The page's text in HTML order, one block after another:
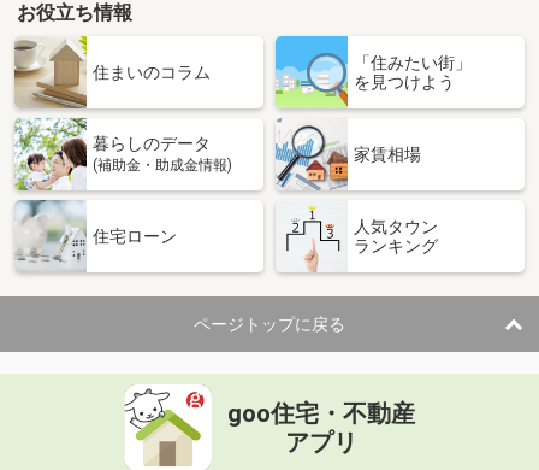
お役立ち情報
住まいのコラム
「住みたい街」
を見つけよう
暮らしのデータ
(補助金・助成金情報)
家賃相場
住宅ローン
人気タウン
ランキング
ページトップに戻る
goo住宅・不動産
アプリ